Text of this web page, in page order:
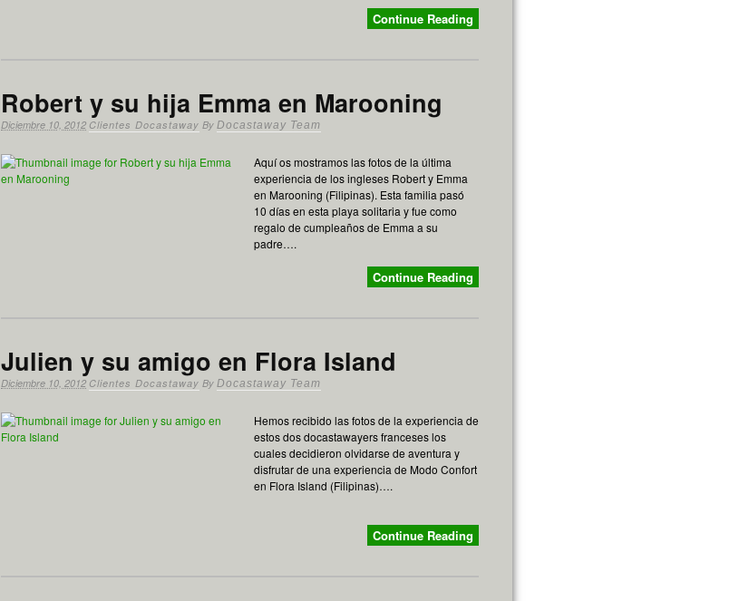
Continue Reading
Robert y su hija Emma en Marooning
Diciembre 10, 2012 Clientes Docastaway By Docastaway Team
Aquí os mostramos las fotos de la última
experiencia de los ingleses Robert y Emma
en Marooning (Filipinas). Esta familia pasó
10 días en esta playa solitaria y fue como
regalo de cumpleaños de Emma a su
padre….
Continue Reading
Julien y su amigo en Flora Island
Diciembre 10, 2012 Clientes Docastaway By Docastaway Team
Hemos recibido las fotos de la experiencia de
estos dos docastawayers franceses los
cuales decidieron olvidarse de aventura y
disfrutar de una experiencia de Modo Confort
en Flora Island (Filipinas)….
Continue Reading